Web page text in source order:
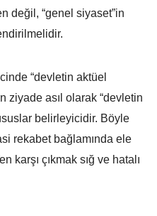
değil, “genel siyaset”in
“devletin aktüel
ziyade asıl olarak “devletin
belirleyicidir. Böyle
rekabet bağlamında ele
karşı çıkmak sığ ve hatalı